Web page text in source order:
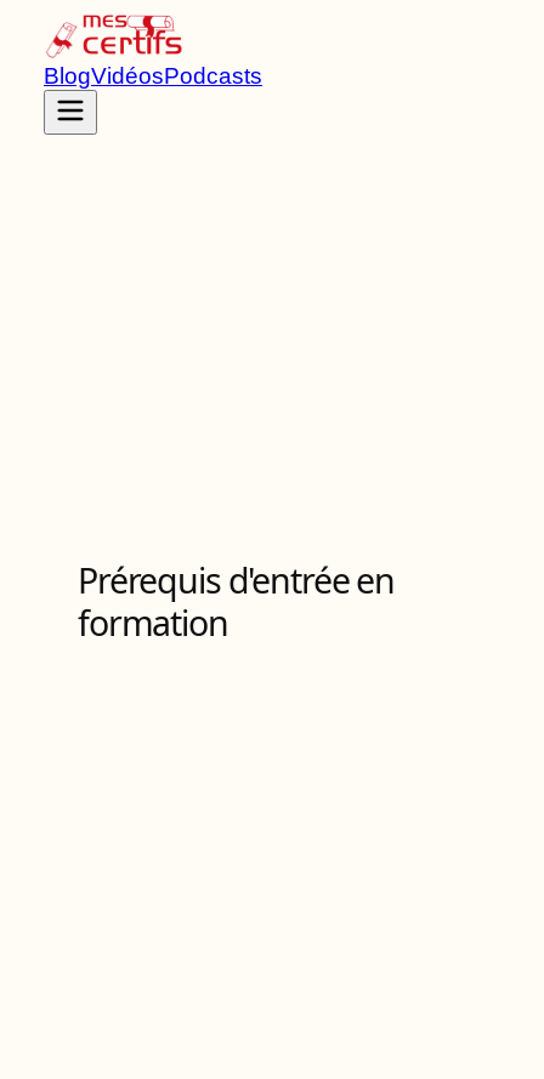
BlogVidéosPodcasts
Prérequis d'entrée en
formation